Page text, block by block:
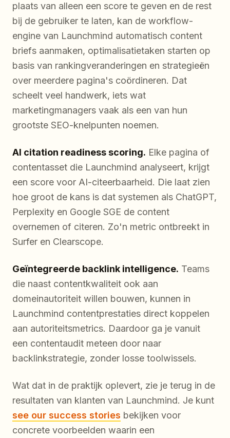
plaats van alleen een score te geven en de rest
bij de gebruiker te laten, kan de workflow-
engine van Launchmind automatisch content
briefs aanmaken, optimalisatietaken starten op
basis van rankingveranderingen en strategieën
over meerdere pagina's coördineren. Dat
scheelt veel handwerk, iets wat
marketingmanagers vaak als een van hun
grootste SEO-knelpunten noemen.
AI citation readiness scoring. Elke pagina of
contentasset die Launchmind analyseert, krijgt
een score voor AI-citeerbaarheid. Die laat zien
hoe groot de kans is dat systemen als ChatGPT,
Perplexity en Google SGE de content
overnemen of citeren. Zo'n metric ontbreekt in
Surfer en Clearscope.
Geïntegreerde backlink intelligence. Teams
die naast contentkwaliteit ook aan
domeinautoriteit willen bouwen, kunnen in
Launchmind contentprestaties direct koppelen
aan autoriteitsmetrics. Daardoor ga je vanuit
een contentaudit meteen door naar
backlinkstrategie, zonder losse toolwissels.
Wat dat in de praktijk oplevert, zie je terug in de
resultaten van klanten van Launchmind. Je kunt
see our success stories bekijken voor
concrete voorbeelden waarin een